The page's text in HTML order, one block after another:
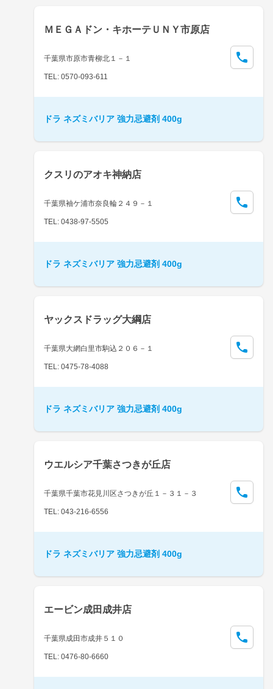
ＭＥＧＡドン・キホーテＵＮＹ市原店
千葉県市原市青柳北１－１
TEL: 0570-093-611
ドラ ネズミバリア 強力忌避剤 400g
クスリのアオキ神納店
千葉県袖ケ浦市奈良輪２４９－１
TEL: 0438-97-5505
ドラ ネズミバリア 強力忌避剤 400g
ヤックスドラッグ大綱店
千葉県大網白里市駒込２０６－１
TEL: 0475-78-4088
ドラ ネズミバリア 強力忌避剤 400g
ウエルシア千葉さつきが丘店
千葉県千葉市花見川区さつきが丘１－３１－３
TEL: 043-216-6556
ドラ ネズミバリア 強力忌避剤 400g
エービン成田成井店
千葉県成田市成井５１０
TEL: 0476-80-6660